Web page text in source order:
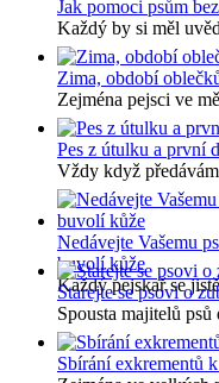
Jak pomoci psům
Každý by si měl
Zima, období
Zejména pejsci ve
Pes z útulku a první
Vždy když
Nedávejte Vašemu
buvolí kůže
Každý pejskař se
Starejte se psovi o
Spousta majitelů psů
Sbírání exkrementů